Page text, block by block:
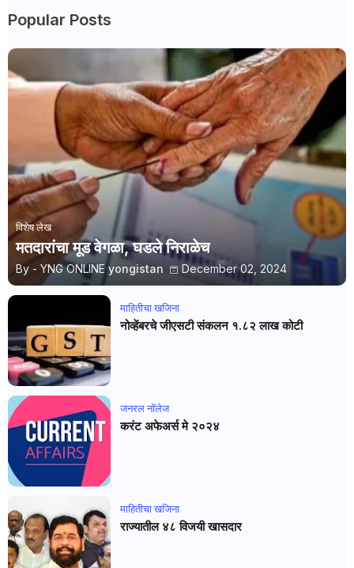
Popular Posts
विशेष लेख
मतदारांचा मूड वेगळा, घडले निराळेच
By - YNG ONLINE yongistan December 02, 2024
माहितीचा खजिना
नोव्हेंबरचे जीएसटी संकलन १.८२ लाख कोटी
जनरल नाॅलेज
करंट अफेअर्स मे २०२४
माहितीचा खजिना
राज्यातील ४८ विजयी खासदार